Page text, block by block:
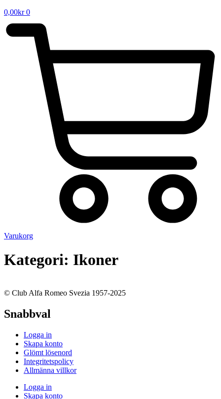
0,00kr 0
Varukorg
Kategori: Ikoner
© Club Alfa Romeo Svezia 1957-2025
Snabbval
Logga in
Skapa konto
Glömt lösenord
Integritetspolicy
Allmänna villkor
Logga in
Skapa konto